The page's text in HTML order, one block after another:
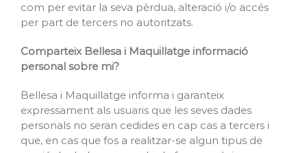
com per evitar la seva pèrdua, alteració i/o accés
per part de tercers no autoritzats.
Comparteix Bellesa i Maquillatge informació
personal sobre mi?
Bellesa i Maquillatge informa i garanteix
expressament als usuaris que les seves dades
personals no seran cedides en cap cas a tercers i
que, en cas que fos a realitzar-se algun tipus de